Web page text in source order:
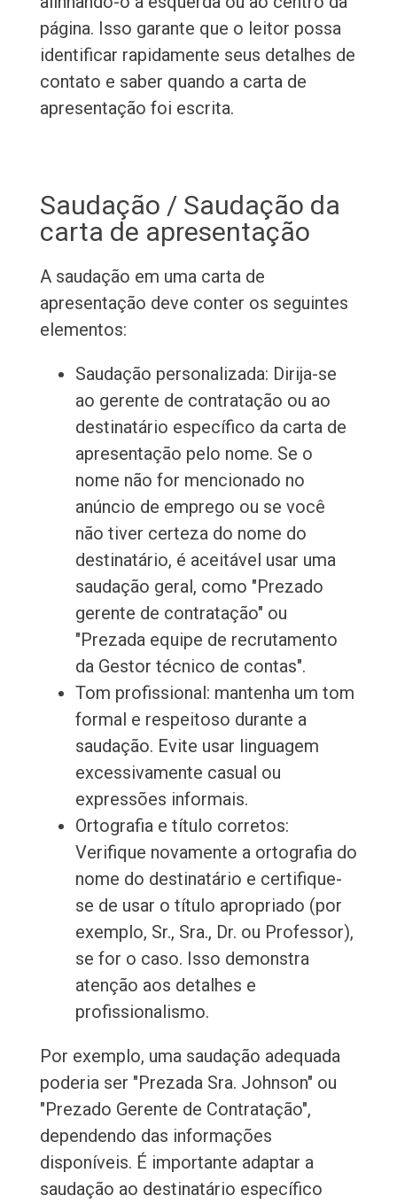
página. Isso garante que o leitor possa
identificar rapidamente seus detalhes de
contato e saber quando a carta de
apresentação foi escrita.
Saudação / Saudação da
carta de apresentação
A saudação em uma carta de
apresentação deve conter os seguintes
elementos:
Saudação personalizada: Dirija-se
ao gerente de contratação ou ao
destinatário específico da carta de
apresentação pelo nome. Se o
nome não for mencionado no
anúncio de emprego ou se você
não tiver certeza do nome do
destinatário, é aceitável usar uma
saudação geral, como "Prezado
gerente de contratação" ou
"Prezada equipe de recrutamento
da Gestor técnico de contas".
Tom profissional: mantenha um tom
formal e respeitoso durante a
saudação. Evite usar linguagem
excessivamente casual ou
expressões informais.
Ortografia e título corretos:
Verifique novamente a ortografia do
nome do destinatário e certifique-
se de usar o título apropriado (por
exemplo, Sr., Sra., Dr. ou Professor),
se for o caso. Isso demonstra
atenção aos detalhes e
profissionalismo.
Por exemplo, uma saudação adequada
poderia ser "Prezada Sra. Johnson" ou
"Prezado Gerente de Contratação",
dependendo das informações
disponíveis. É importante adaptar a
saudação ao destinatário específico